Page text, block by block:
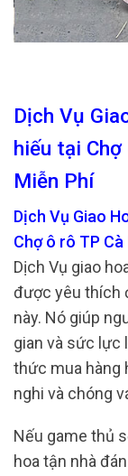
Dịch Vụ
hiếu tại Chợ
Miễn Phí
Dịch Vụ Giao
Chợ ô rô TP
Dịch Vụ giao
được yêu thích
này. Nó giúp
gian và sức lực
thức mua hàng
nghi và chóng
Nếu game thủ
hoa tận nhà